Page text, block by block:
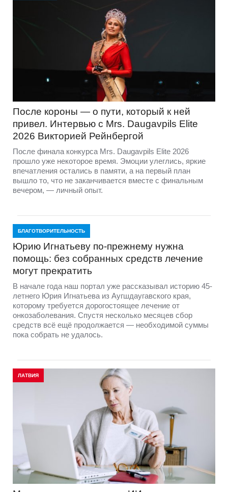
Одного очка не хватило до плей-офф:
LVBET Lokomotiv Daugavpils завершил
сезон-2026
LVBET Lokomotiv Daugavpils завершил выступление в
польской Национальной спидвейной лиге сезона 2026
года. После 12 проведённых гонок наша команда
набрала 13 турнирных очков и заняла пятое место,
остановившись буквально в шаге от плей-офф.
Последнюю путёвку в четвёрку сильнейших получил OK
Kolejarz Opole, завершивший регулярный чемпионат с 14
очками.
После короны — о пути, который к ней
привел. Интервью с Mrs. Daugavpils Elite
2026 Викторией Рейнбергой
После финала конкурса Mrs. Daugavpils Elite 2026
прошло уже некоторое время. Эмоции улеглись, яркие
впечатления остались в памяти, а на первый план
вышло то, что не заканчивается вместе с финальным
БЛАГОТВОРИТЕЛЬНОСТЬ